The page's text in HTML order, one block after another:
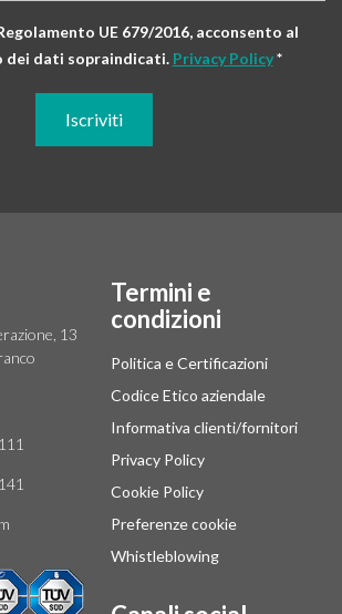
UE 679/2016, acconsento al
dati sopraindicati. Privacy Policy*
13
Termini e
condizioni
Politica e Certificazioni
Codice Etico aziendale
Informativa clienti/fornitori
Privacy Policy
Cookie Policy
Preferenze cookie
Whistleblowing